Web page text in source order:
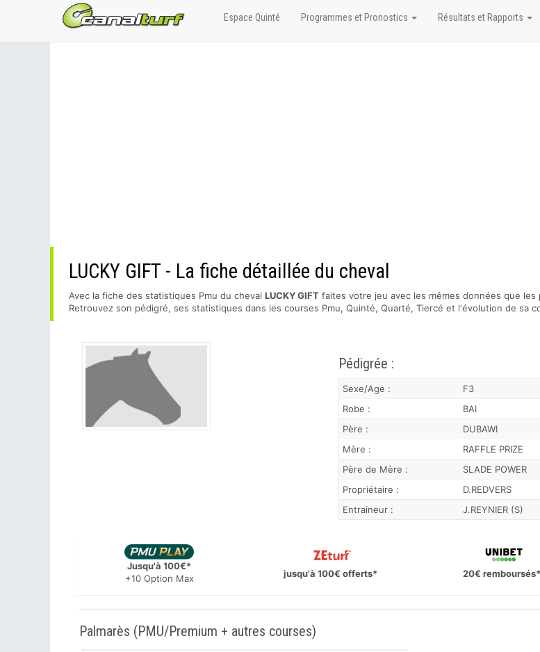
LUCKY GIFT - La fiche détaillée du cheval
Avec la fiche des statistiques Pmu du cheval LUCKY GIFT faites votre jeu avec les mêmes données que les
Retrouvez son pédigré, ses statistiques dans les courses Pmu, Quinté, Quarté, Tiercé et l'évolution de sa
Pédigrée :
Sexe/Age :
F3
Robe :
BAI
Père :
DUBAWI
Mère :
RAFFLE PRIZE
Père de Mère :
SLADE POWER
Propriétaire :
D.REDVERS
Entraineur :
J.REYNIER (S)
Jusqu'à 100€*
+10 Option Max
jusqu'à 100€ offerts* 20€ remboursés*
Palmarès (PMU/Premium + autres courses)
Espace Quinté Programmes et Pronostics Résultats et Rapports